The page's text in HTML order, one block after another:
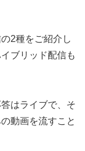
2種をご紹介し
ブリッド配信も
はライブで、そ
動画を流すこと